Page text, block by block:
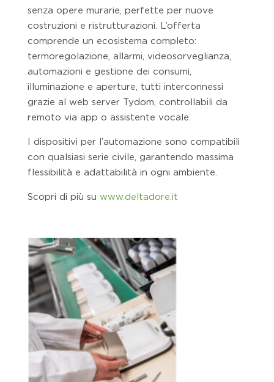
senza opere murarie, perfette per nuove
costruzioni e ristrutturazioni. L’offerta
comprende un ecosistema completo:
termoregolazione, allarmi, videosorveglianza,
automazioni e gestione dei consumi,
illuminazione e aperture, tutti interconnessi
grazie al web server Tydom, controllabili da
remoto via app o assistente vocale.
I dispositivi per l’automazione sono compatibili
con qualsiasi serie civile, garantendo massima
flessibilità e adattabilità in ogni ambiente.
Scopri di più su www.deltadore.it